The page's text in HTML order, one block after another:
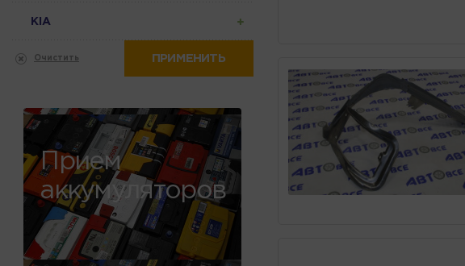
KIA
Очистить ПРИМЕНИТЬ
Прием
аккумуляторов